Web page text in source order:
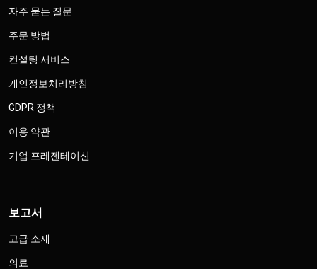
자주 묻는 질문
주문 방법
컨설팅 서비스
개인정보처리방침
GDPR 정책
이용 약관
기업 프레젠테이션
보고서
고급 소재
의료